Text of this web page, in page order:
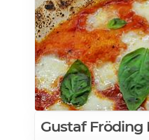
Gustaf Fröding